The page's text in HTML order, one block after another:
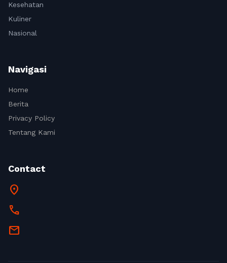
Kesehatan
Kuliner
Nasional
Navigasi
Home
Berita
Privacy Policy
Tentang Kami
Contact
location_on
call
mail